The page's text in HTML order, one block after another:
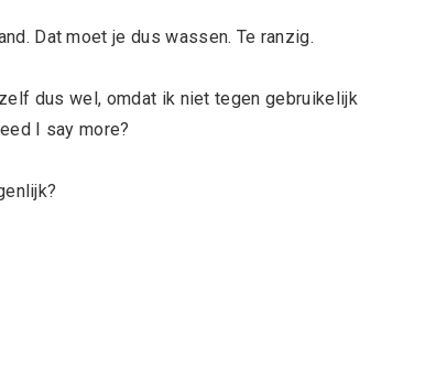
Dat moet je dus wassen. Te ranzig.
dus wel, omdat ik niet tegen gebruikelijk
I say more?